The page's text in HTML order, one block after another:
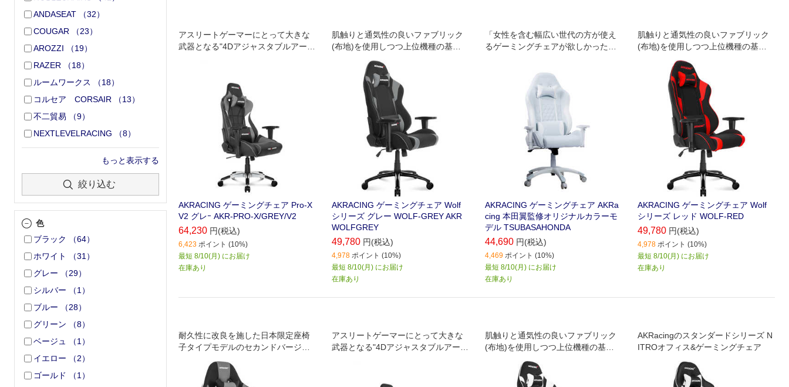
ANDASEAT
（32）
COUGAR
（23）
AROZZI
（19）
RAZER
（18）
ルームワークス
（18）
コルセア CORSAIR
（13）
不二貿易
（9）
NEXTLEVELRACING
（8）
もっと表示する
絞り込む
色
ブラック
（64）
ホワイト
（31 ）
グレー
（29）
シルバー
（1 ）
ブルー
（28）
グリーン
（8）
ベージュ
（1 ）
イエロー
（2）
ゴールド
（1 ）
アスリートゲーマーにとって大きな
武器となる"4Dアジャスタブルアーム
AKRACING ゲーミングチェア Pro-X
V2 グレｰ AKR-PRO-X/GREY/V2
64,230 円(税込)
6,423 ポイント (10%)
最短 8/10(月) にお届け
在庫あり
肌触りと通気性の良いファブリック
(布地)を使用しつつ上位機種の基本
マンスに優れる製品です｡
AKRACING ゲーミングチェア Wolf
シリーズ グレー WOLF-GREY AKR
WOLFGREY
49,780 円(税込)
4,978 ポイント (10%)
最短 8/10(月) にお届け
在庫あり
「女性を含む幅広い世代の方が使え
るゲーミングチェアが欲しかった」
AKRACING ゲーミングチェア AKRa
cing 本田翼監修オリジナルカラーモ
デル TSUBASAHONDA
44,690 円(税込)
4,469 ポイント (10%)
最短 8/10(月) にお届け
在庫あり
肌触りと通気性の良いファブリック
(布地)を使用しつつ上位機種の基本
設計･機能を踏襲したコストパフォー
マンスに優れる製品です｡
AKRACING ゲーミングチェア Wolf
シリーズ レッド WOLF-RED
49,780 円(税込)
4,978 ポイント (10%)
最短 8/10(月) にお届け
在庫あり
耐久性に改良を施した日本限定座椅
子タイプモデルのセカンドバージョ
アスリートゲーマーにとって大きな
武器となる"4Dアジャスタブルアーム
肌触りと通気性の良いファブリック
(布地)を使用しつつ上位機種の基本
マンスに優れる製品です｡
AKRacingのスタンダードシリーズ N
ITROオフィス&ゲーミングチェア